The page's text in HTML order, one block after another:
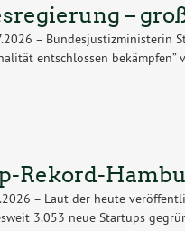
–
– Bundesjustizministerin
entschlossen
Rekord-
– Laut der heute
3.053 neue Startups